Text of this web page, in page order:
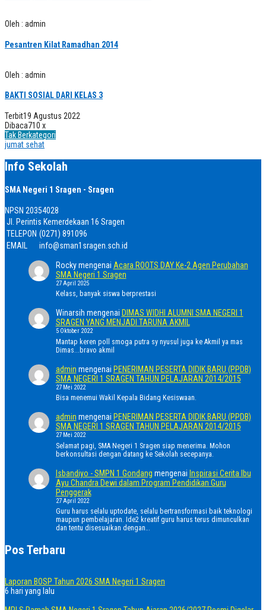
Oleh : admin
Pesantren Kilat Ramadhan 2014
Oleh : admin
BAKTI SOSIAL DARI KELAS 3
Terbit19 Agustus 2022
Dibaca710 x
Tak Berkategori
jumat sehat
Info Sekolah
SMA Negeri 1 Sragen - Sragen
NPSN 20354028
Jl. Perintis Kemerdekaan 16 Sragen
TELEPON (0271) 891096
EMAIL
info@sman1sragen.sch.id
Rockymengenai Acara ROOTS DAY Ke-2 Agen Perubahan
SMA Negeri 1 Sragen
27 April 2025
Kelass, banyak siswa berprestasi
Winarsih mengenai DIMAS WIDHI ALUMNI SMA NEGERI 1
SRAGEN YANG MENJADI TARUNA AKMIL
5 Oktober 2022
Mantap keren poll smoga putra sy nyusul juga ke Akmil ya mas
Dimas...bravo akmil
admin mengenai PENERIMAN PESERTA DIDIK BARU (PPDB)
SMA NEGERI 1 SRAGEN TAHUN PELAJARAN 2014/2015
27 Mei 2022
Bisa menemui Wakil Kepala Bidang Kesiswaan.
admin mengenai PENERIMAN PESERTA DIDIK BARU (PPDB)
SMA NEGERI 1 SRAGEN TAHUN PELAJARAN 2014/2015
27 Mei 2022
Selamat pagi, SMA Negeri 1 Sragen siap menerima. Mohon
berkonsultasi dengan datang ke Sekolah secepanya.
Isbandiyo - SMPN 1 Gondang mengenai Inspirasi Cerita Ibu
Ayu Chandra Dewi dalam Program Pendidikan Guru
Penggerak
27 April 2022
Guru harus selalu uptodate, selalu bertransformasi baik teknologi
maupun pembelajaran. Ide2 kreatif guru harus terus dimunculkan
dan tentu disesuaikan dengan…
Pos Terbaru
Laporan BOSP Tahun 2026 SMA Negeri 1 Sragen
6 hari yang lalu